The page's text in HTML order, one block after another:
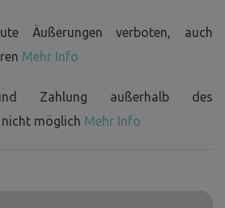
Äußerungen verboten, auch
Mehr Info
Zahlung außerhalb des
möglich Mehr Info